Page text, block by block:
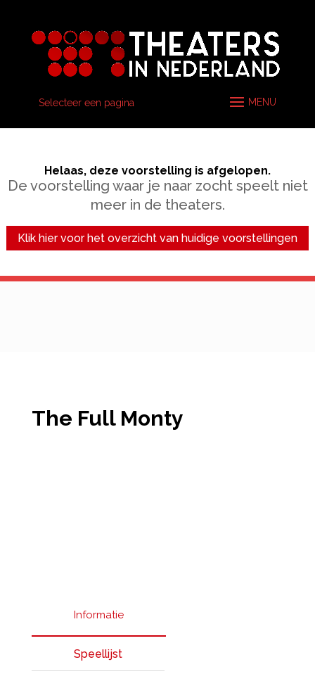
Selecteer een pagina
Helaas, deze voorstelling is afgelopen.
De voorstelling waar je naar zocht speelt niet
meer in de theaters.
Klik hier voor het overzicht van huidige voorstellingen
The Full Monty
Informatie
Speellijst